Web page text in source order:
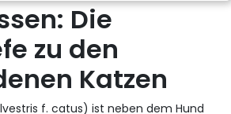
Die
zu den
Katzen
f. catus) ist neben dem Hund